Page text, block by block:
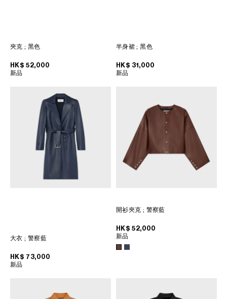
夾克; 黑色
HK$ 52,000
新品
半身裙; 黑色
HK$ 31,000
新品
大衣; 警察藍
HK$ 73,000
新品
開衫夾克 ; 警察藍
HK$ 52,000
新品
巴基斯坦
日本
大洋洲